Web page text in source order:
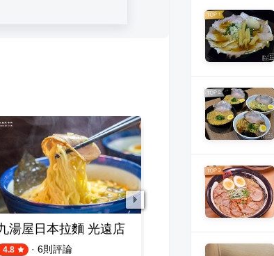
湯屋日本拉麵 光遠店
4.8 · 6則評論 16 則評論